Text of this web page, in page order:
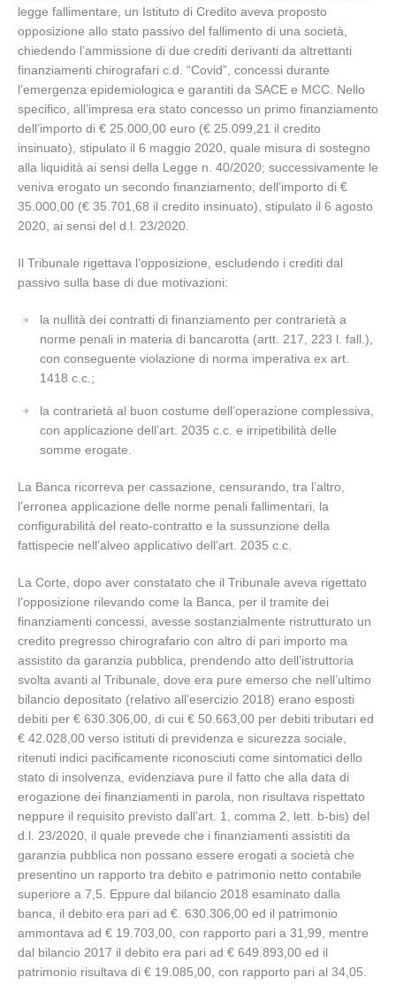
legge fallimentare, un Istituto di Credito aveva proposto
opposizione allo stato passivo del fallimento di una società,
chiedendo l’ammissione di due crediti derivanti da altrettanti
finanziamenti chirografari c.d. “Covid”, concessi durante
l’emergenza epidemiologica e garantiti da SACE e MCC. Nello
specifico, all’impresa era stato concesso un primo finanziamento
dell’importo di € 25.000,00 euro (€ 25.099,21 il credito
insinuato), stipulato il 6 maggio 2020, quale misura di sostegno
alla liquidità ai sensi della Legge n. 40/2020; successivamente le
veniva erogato un secondo finanziamento, dell’importo di €
35.000,00 (€ 35.701,68 il credito insinuato), stipulato il 6 agosto
2020, ai sensi del d.l. 23/2020.
Il Tribunale rigettava l’opposizione, escludendo i crediti dal
passivo sulla base di due motivazioni:
la nullità dei contratti di finanziamento per contrarietà a
norme penali in materia di bancarotta (artt. 217, 223 l. fall.),
con conseguente violazione di norma imperativa ex art.
1418 c.c.;
la contrarietà al buon costume dell’operazione complessiva,
con applicazione dell’art. 2035 c.c. e irripetibilità delle
somme erogate.
La Banca ricorreva per cassazione, censurando, tra l’altro,
l’erronea applicazione delle norme penali fallimentari, la
configurabilità del reato‑contratto e la sussunzione della
fattispecie nell’alveo applicativo dell’art. 2035 c.c.
La Corte, dopo aver constatato che il Tribunale aveva rigettato
l’opposizione rilevando come la Banca, per il tramite dei
finanziamenti concessi, avesse sostanzialmente ristrutturato un
credito pregresso chirografario con altro di pari importo ma
assistito da garanzia pubblica, prendendo atto dell’istruttoria
svolta avanti al Tribunale, dove era pure emerso che nell’ultimo
bilancio depositato (relativo all’esercizio 2018) erano esposti
debiti per € 630.306,00, di cui € 50.663,00 per debiti tributari ed
€ 42.028,00 verso istituti di previdenza e sicurezza sociale,
ritenuti indici pacificamente riconosciuti come sintomatici dello
stato di insolvenza, evidenziava pure il fatto che alla data di
erogazione dei finanziamenti in parola, non risultava rispettato
neppure il requisito previsto dall’art. 1, comma 2, lett. b-bis) del
d.l. 23/2020, il quale prevede che i finanziamenti assistiti da
garanzia pubblica non possano essere erogati a società che
presentino un rapporto tra debito e patrimonio netto contabile
superiore a 7,5. Eppure dal bilancio 2018 esaminato dalla
banca, il debito era pari ad €. 630.306,00 ed il patrimonio
ammontava ad € 19.703,00, con rapporto pari a 31,99, mentre
dal bilancio 2017 il debito era pari ad € 649.893,00 ed il
patrimonio risultava di € 19.085,00, con rapporto pari al 34,05.